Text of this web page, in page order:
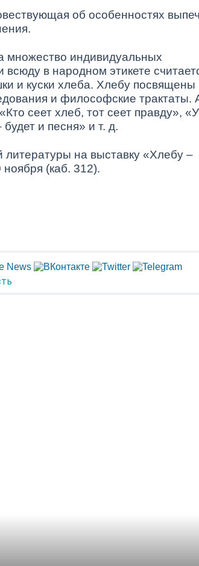
об особенностях
множество индивидуальных
всюду в народном этикете
и куски хлеба. Хлебу посвящены
и философские трактаты.
сеет хлеб, тот сеет правду», «У
и песня» и т. д.
на выставку «Хлебу –
ноября (каб. 312).